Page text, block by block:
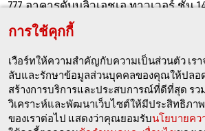
การใช้คุกกี้
เวือร์ทให้ความสำคัญกับความเป็นส่วนตัว เร
ลับและรักษาข้อมูลส่วนบุคคลของคุณให้ปลอ
สร้างการบริการและประสบการณ์ที่ดีที่สุด รว
วิเคราะห์และพัฒนาเว็บไซต์ให้มีประสิทธิภา
ของเราต่อไป แสดงว่าคุณยอมรับนโยบายคว
777 อาคารดับบลิวเอชเอ ทาวเวอร์ ชั้น
ม.13 ถ.เทพรัตน (บางนา-ตราด) กม.7 ต.บ
+66 2170 5000
+66 2170 5050
ecommerce@wuerth.co.th